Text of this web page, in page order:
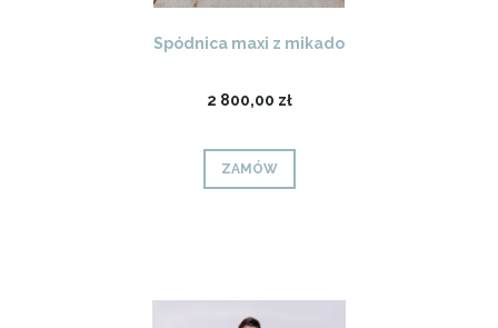
Spódnica maxi z mikado
2 800,00 zł
ZAMÓW